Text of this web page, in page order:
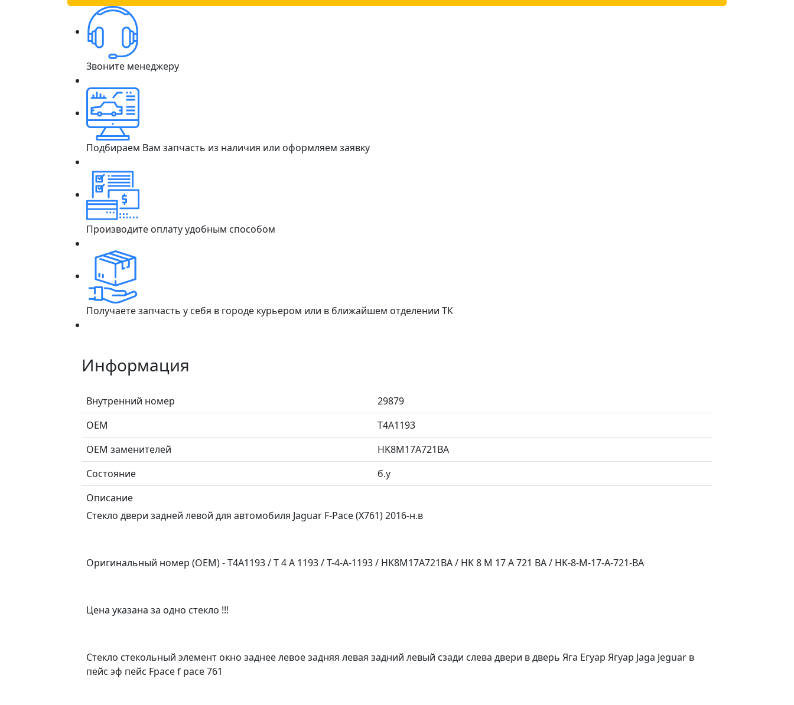
Звоните менеджеру
Подбираем Вам запчасть из наличия или оформляем заявку
Производите оплату удобным способом
Получаете запчасть у себя в городе курьером или в ближайшем отделении ТК
Информация
Внутренний номер
29879
ОЕМ
T4A1193
ОЕМ заменителей
HK8M17A721BA
Состояние
б.у
Описание
Стекло двери задней левой для автомобиля Jaguar F-Pace (X761) 2016-н.в
Оригинальный номер (OEM) - T4A1193 / T 4 A 1193 / T-4-A-1193 / HK8M17A721BA / HK 8 M 17 A 721 BA / HK-8-M-17-A-721-BA
Цена указана за одно стекло !!!
Стекло стекольный элемент окно заднее левое задняя левая задний левый сзади слева двери в дверь Яга Егуар Ягуар Jaga Jeguar в
пейс эф пейс Fpace f pace 761